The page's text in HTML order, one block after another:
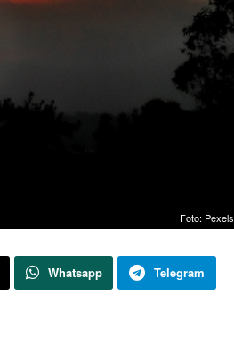
Foto: Pexels
Whatsapp Telegram